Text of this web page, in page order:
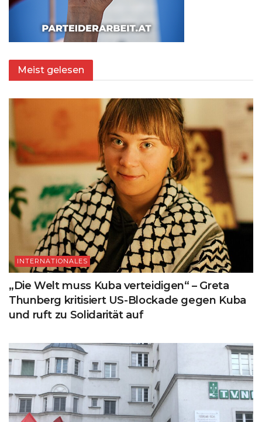
Meist gelesen
INTERNATIONALES
„Die Welt muss Kuba verteidigen“ – Greta
Thunberg kritisiert US-Blockade gegen Kuba
und ruft zu Solidarität auf